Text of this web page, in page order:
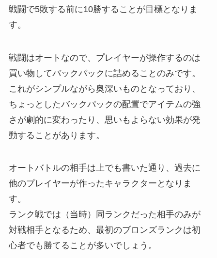
戦闘で5敗する前に10勝することが目標となりま
す。
戦闘はオートなので、 プレイヤーが操作するのは
買い物してバックパックに詰めることのみです。
これがシンプルながら奥深いものとなっており、
ちょっとしたバックパックの配置でアイテムの強
さが劇的に変わったり、思いもよらない効果が発
動することがあります。
オートバトルの相手は上でも書いた通り、過去に
他のプレイヤーが作ったキャラクターとなりま
す。
ランク戦では（当時）同ランクだった相手のみが
対戦相手となるため、最初のブロンズランクは初
心者でも勝てることが多いでしょう。